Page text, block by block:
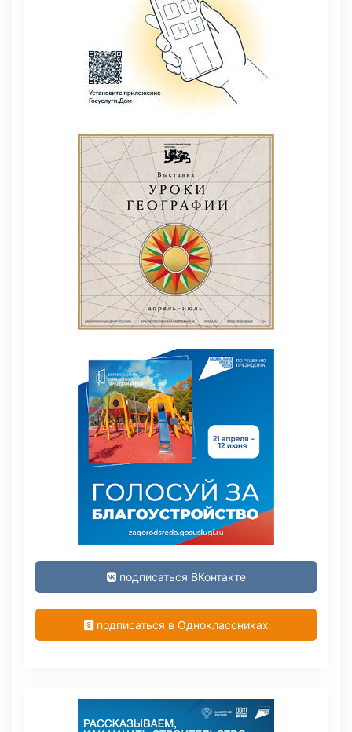
подписаться ВКонтакте
подписаться в Одноклассниках